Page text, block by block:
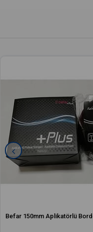
Befar 150mm Aplikatörlü